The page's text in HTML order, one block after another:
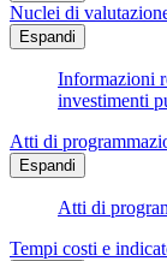
Nuclei di
Espandi
Informazioni
investimenti
Atti di
Espandi
Atti di
Tempi costi e